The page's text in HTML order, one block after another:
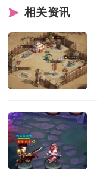
相关资讯